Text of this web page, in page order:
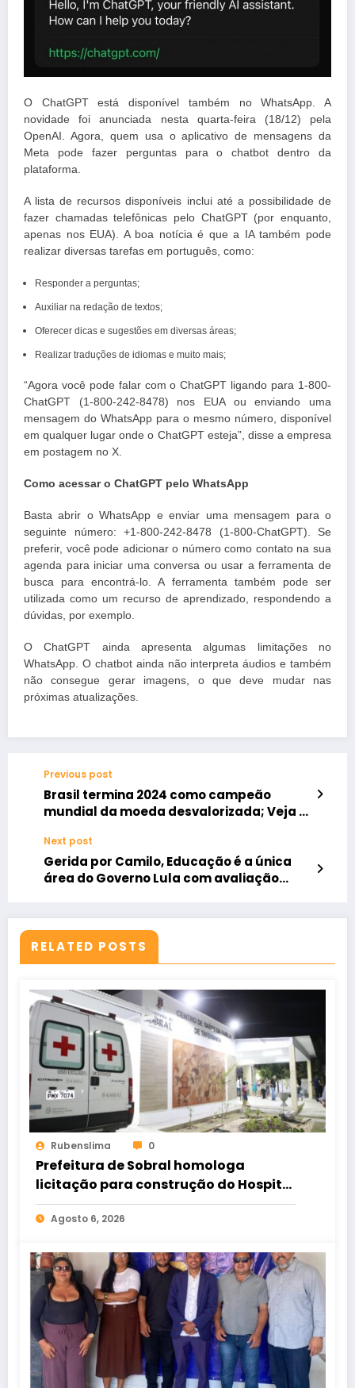
O ChatGPT está disponível também no WhatsApp. A
novidade foi anunciada nesta quarta-feira (18/12) pela
OpenAI. Agora, quem usa o aplicativo de mensagens da
Meta pode fazer perguntas para o chatbot dentro da
plataforma.
A lista de recursos disponíveis inclui até a possibilidade de
fazer chamadas telefônicas pelo ChatGPT (por enquanto,
apenas nos EUA). A boa notícia é que a IA também pode
realizar diversas tarefas em português, como:
Responder a perguntas;
Auxiliar na redação de textos;
Oferecer dicas e sugestões em diversas áreas;
Realizar traduções de idiomas e muito mais;
“Agora você pode falar com o ChatGPT ligando para 1-800-
ChatGPT (1-800-242-8478) nos EUA ou enviando uma
mensagem do WhatsApp para o mesmo número, disponível
em qualquer lugar onde o ChatGPT esteja”, disse a empresa
em postagem no X.
Como acessar o ChatGPT pelo WhatsApp
Basta abrir o WhatsApp e enviar uma mensagem para o
seguinte número: +1-800-242-8478 (1-800-ChatGPT). Se
preferir, você pode adicionar o número como contato na sua
agenda para iniciar uma conversa ou usar a ferramenta de
busca para encontrá-lo. A ferramenta também pode ser
utilizada como um recurso de aprendizado, respondendo a
dúvidas, por exemplo.
O ChatGPT ainda apresenta algumas limitações no
WhatsApp. O chatbot ainda não interpreta áudios e também
não consegue gerar imagens, o que deve mudar nas
próximas atualizações.
Previous post
Brasil termina 2024 como campeão
mundial da moeda desvalorizada; Veja o
Next post
Gerida por Camilo, Educação é a única
área do Governo Lula com avaliação
RELATED POSTS
Rubenslima 0
Prefeitura de Sobral homologa
licitação para construção do Hospital
de Taperuaba
Agosto 6, 2026